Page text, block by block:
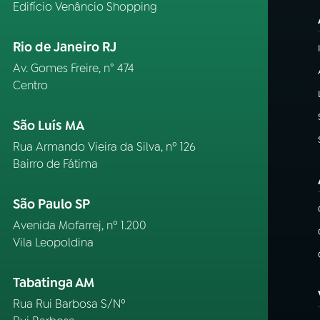
Edifício Venâncio Shopping
Rio de Janeiro RJ
Av. Gomes Freire, n° 474
Centro
São Luís MA
Rua Armando Vieira da Silva, nº 126
Bairro de Fátima
São Paulo SP
Avenida Mofarrej, nº 1.200
Vila Leopoldina
Tabatinga AM
Rua Rui Barbosa S/Nº